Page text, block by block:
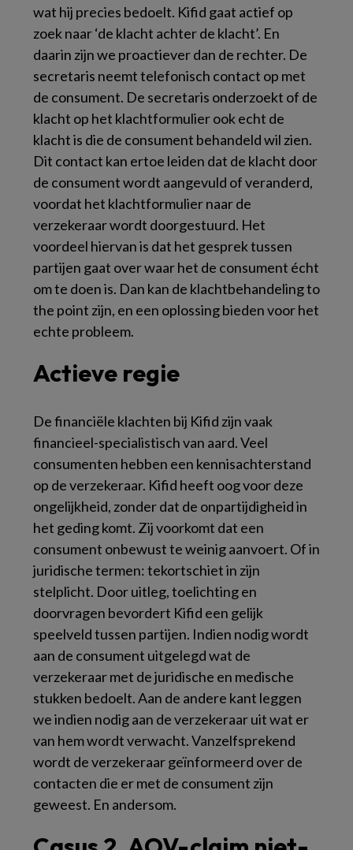
wat hij precies bedoelt. Kifid gaat actief op
zoek naar ‘de klacht achter de klacht’. En
daarin zijn we proactiever dan de rechter. De
secretaris neemt telefonisch contact op met
de consument. De secretaris onderzoekt of de
klacht op het klachtformulier ook echt de
klacht is die de consument behandeld wil zien.
Dit contact kan ertoe leiden dat de klacht door
de consument wordt aangevuld of veranderd,
voordat het klachtformulier naar de
verzekeraar wordt doorgestuurd. Het
voordeel hiervan is dat het gesprek tussen
partijen gaat over waar het de consument écht
om te doen is. Dan kan de klachtbehandelingto
the point zijn, en een oplossing bieden voor het
echte probleem.
Actieve regie
De financiële klachten bij Kifid zijn vaak
financieel-specialistisch van aard. Veel
consumenten hebben een kennisachterstand
op de verzekeraar. Kifid heeft oog voor deze
ongelijkheid, zonder dat de onpartijdigheid in
het geding komt. Zij voorkomt dat een
consument onbewust te weinig aanvoert. Of in
juridische termen: tekortschiet in zijn
stelplicht. Door uitleg, toelichting en
doorvragen bevordert Kifid een gelijk
speelveld tussen partijen. Indien nodig wordt
aan de consument uitgelegd wat de
verzekeraar met de juridische en medische
stukken bedoelt. Aan de andere kant leggen
we indien nodig aan de verzekeraar uit wat er
van hem wordt verwacht. Vanzelfsprekend
wordt de verzekeraar geïnformeerd over de
contacten die er met de consument zijn
geweest. En andersom.